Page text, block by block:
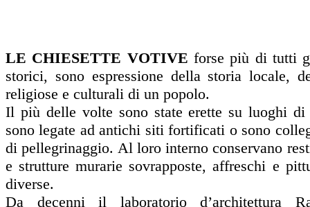
LE CHIESETTE VOTIVE forse più di tutti
storici, sono espressione della storia locale,
religiose e culturali di un popolo.
Il più delle volte sono state erette su luoghi di
sono legate ad antichi siti fortificati o sono
di pellegrinaggio. Al loro interno conservano
e strutture murarie sovrapposte, affreschi e
diverse.
Da decenni il laboratorio d’architettura